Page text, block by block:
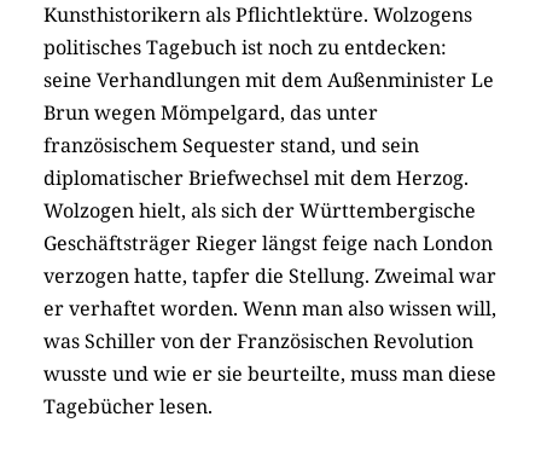
Kunsthistorikern als Pflichtlektüre. Wolzogens
politisches Tagebuch ist noch zu entdecken:
seine Verhandlungen mit dem Außenminister Le
Brun wegen Mömpelgard, das unter
französischem Sequester stand, und sein
diplomatischer Briefwechsel mit dem Herzog.
Wolzogen hielt, als sich der Württembergische
Geschäftsträger Rieger längst feige nach London
verzogen hatte, tapfer die Stellung. Zweimal war
er verhaftet worden. Wenn man also wissen will,
was Schiller von der Französischen Revolution
wusste und wie er sie beurteilte, muss man diese
Tagebücher lesen.